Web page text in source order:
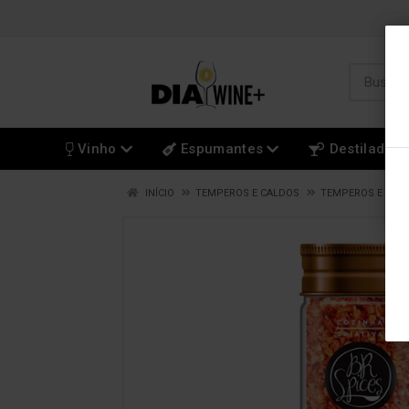
Vinho Espumantes Destilados
INÍCIO TEMPEROS E CALDOS TEMPEROS E